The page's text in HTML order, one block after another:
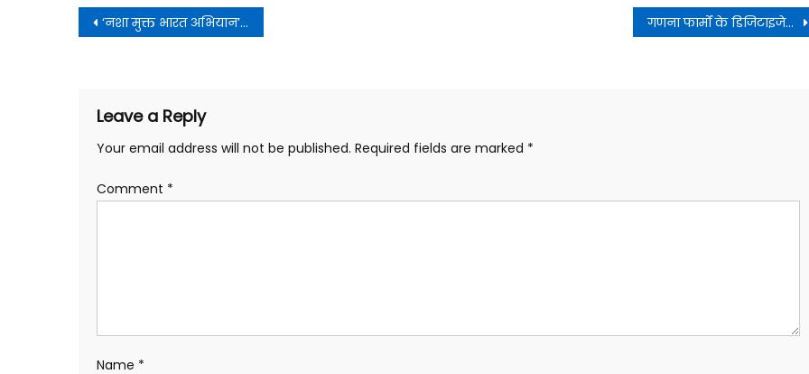
Post
navigation
‘नशा मुक्त भारत अभियान’ बना जनआंदोलन, देशभर में करोड़ों नागरिक हुए सहभागी गणना फार्मों के डिजिटाइजेशन कार्य में प्रदेश ने पार किया 92 प्रतिशत का आंकड़ा
Leave a Reply
Your email address will not be published. Required fields are marked *
Comment *
Name *